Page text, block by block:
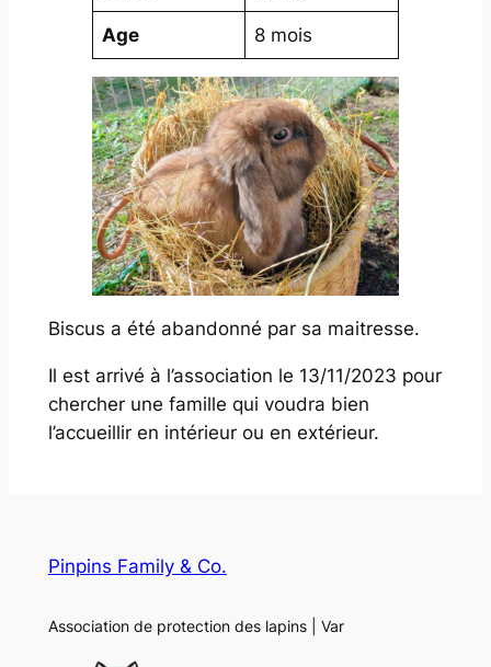
Age 8 mois
Biscus a été abandonné par sa maitresse.
Il est arrivé à l’association le 13/11/2023 pour
chercher une famille qui voudra bien
l’accueillir en intérieur ou en extérieur.
Pinpins Family & Co.
Association de protection des lapins | Var